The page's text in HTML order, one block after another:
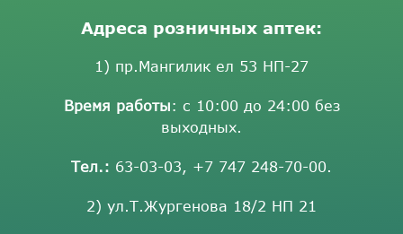
Адреса розничных аптек:
1) пр.Мангилик ел 53 НП-27
Время работы: с 10:00 до 24:00 без
выходных.
Тел.: 63-03-03, +7 747 248-70-00.
2) ул.Т.Жургенова 18/2 НП 21